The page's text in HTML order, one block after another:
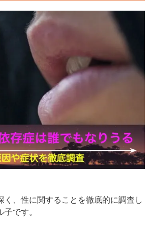
く、性に関することを徹底的に調査し
です。